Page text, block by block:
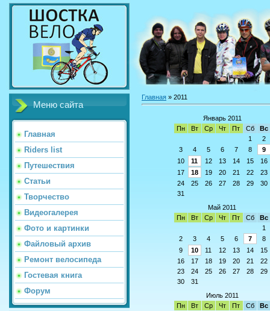
Меню сайта
Главная
Riders list
Путешествия
Статьи
Творчество
Видеогалерея
Фото и картинки
Файловый архив
Ремонт велосипеда
Гостевая книга
Форум
Главная » 2011
Январь 2011
Пн
Вт Ср Чт Пт Сб
Вс
1
2
3
4 5 6 7 8
9
10
11 12 13 14 15
16
17
18 19 20 21 22
23
24
25 26 27 28 29
30
31
Май 2011
Пн
Вт Ср Чт Пт Сб
Вс
1
2
3 4 5 6 7
8
9
10 11 12 13 14
15
16
17 18 19 20 21
22
23
24 25 26 27 28
29
30
31
Июль 2011
Пн
Вт Ср Чт Пт Сб
Вс